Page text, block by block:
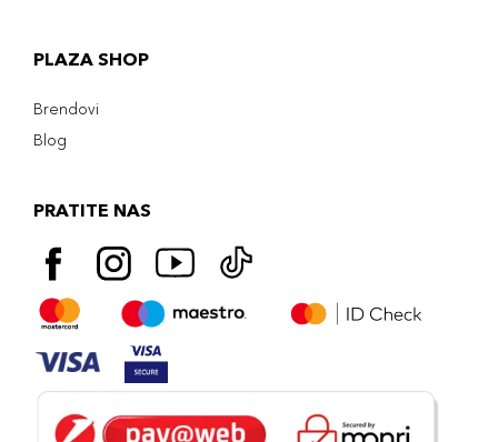
PLAZA SHOP
Brendovi
Blog
PRATITE NAS